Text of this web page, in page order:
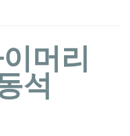
머리
석